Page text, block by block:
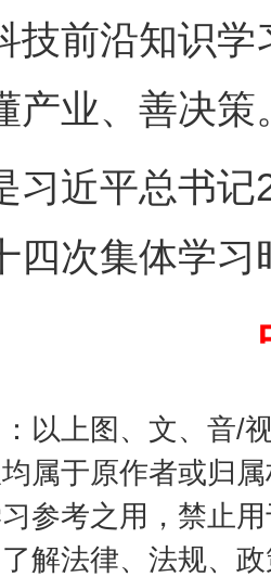
技前沿知识
产业、善决策
平总书记
四次集体学
：以上图、文、音/
属于原作者或归
参考之用，禁止
解法律、法规、
责幌子
被判无期 从幼